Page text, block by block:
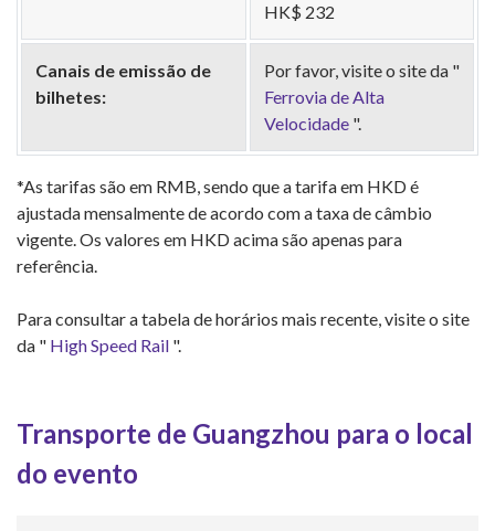
HK$ 232
Canais de emissão de
bilhetes:
Por favor, visite o site da "
Ferrovia de Alta
Velocidade ".
*As tarifas são em RMB, sendo que a tarifa em HKD é
ajustada mensalmente de acordo com a taxa de câmbio
vigente. Os valores em HKD acima são apenas para
referência.
Para consultar a tabela de horários mais recente, visite o site
da " High Speed ​​Rail ".
Transporte de Guangzhou para o local
do evento